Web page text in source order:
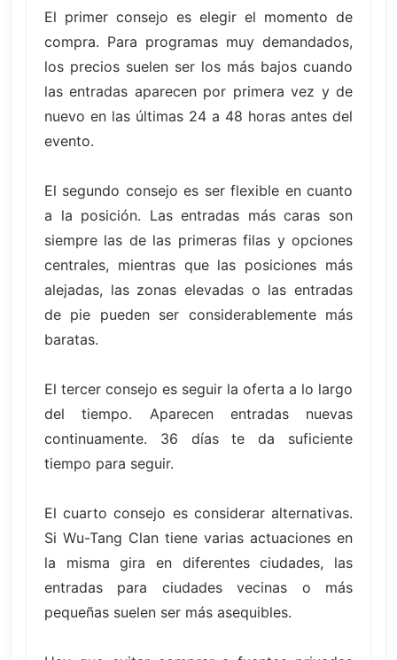
El primer consejo es elegir el momento de
compra. Para programas muy demandados,
los precios suelen ser los más bajos cuando
las entradas aparecen por primera vez y de
nuevo en las últimas 24 a 48 horas antes del
evento.
El segundo consejo es ser flexible en cuanto
a la posición. Las entradas más caras son
siempre las de las primeras filas y opciones
centrales, mientras que las posiciones más
alejadas, las zonas elevadas o las entradas
de pie pueden ser considerablemente más
baratas.
El tercer consejo es seguir la oferta a lo largo
del tiempo. Aparecen entradas nuevas
continuamente. 36 días te da suficiente
tiempo para seguir.
El cuarto consejo es considerar alternativas.
Si Wu-Tang Clan tiene varias actuaciones en
la misma gira en diferentes ciudades, las
entradas para ciudades vecinas o más
pequeñas suelen ser más asequibles.